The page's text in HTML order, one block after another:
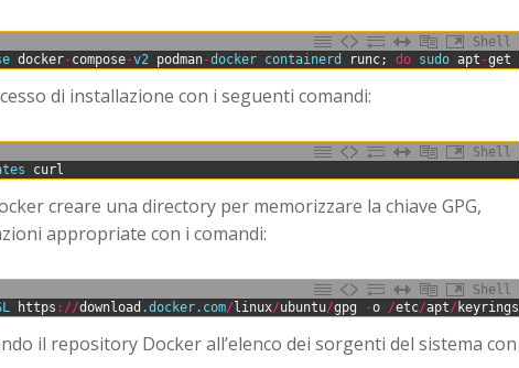
Shell
docker-compose-v2 podman-docker containerd runc; do sudo apt -get
di installazione con i seguenti comandi:
Shell
curl
creare una directory per memorizzare la chiave GPG,
appropriate con i comandi:
Shell
https : //download .docker.com/ linux/ubuntu/gpg -o /etc/apt/ keyrings
il repository Docker all’elenco dei sorgenti del sistema con